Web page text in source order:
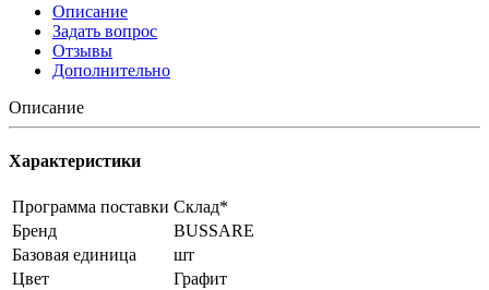
Описание
Задать вопрос
Отзывы
Дополнительно
Описание
Характеристики
Программа поставки Склад*
Бренд
BUSSARE
Базовая единица
шт
Цвет
Графит